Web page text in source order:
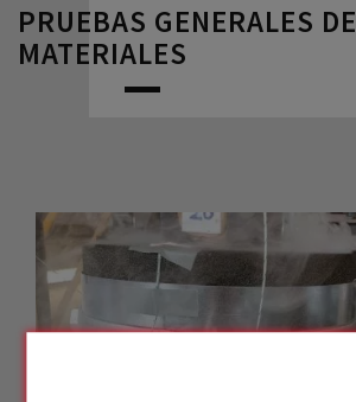
PRUEBAS GENERALES DE
MATERIALES